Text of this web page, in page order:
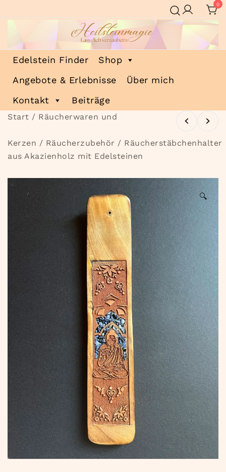
Inhalt
0
Heilsteinmagie
Lass dich verzaubern
Edelstein Finder
Shop
Angebote & Erlebnisse
Über mich
Kontakt
Beiträge
Start / Räucherwaren und
Kerzen / Räucherzubehör / Räucherstäbchenhalter
aus Akazienholz mit Edelsteinen
🔍